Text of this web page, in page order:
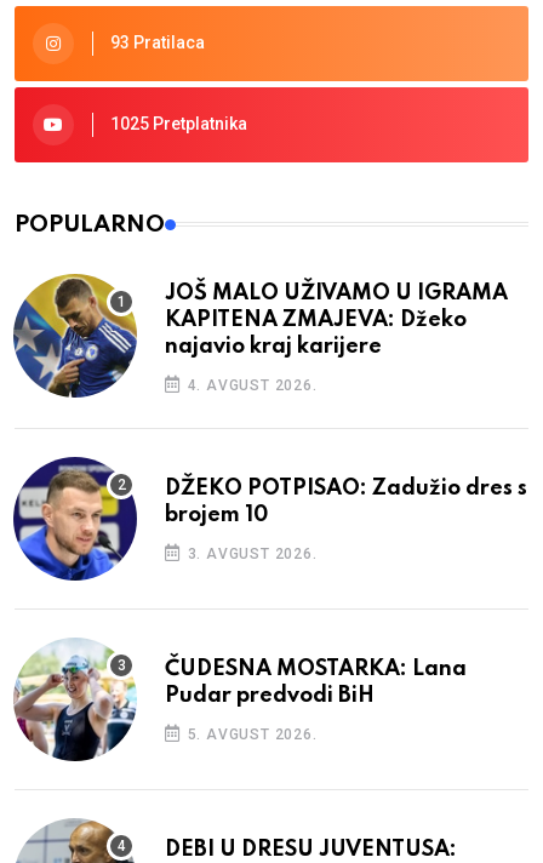
93 Pratilaca
1025 Pretplatnika
POPULARNO
JOŠ MALO UŽIVAMO U IGRAMA
KAPITENA ZMAJEVA: Džeko
najavio kraj karijere
4. AVGUST 2026.
DŽEKO POTPISAO: Zadužio dres s
brojem 10
3. AVGUST 2026.
ČUDESNA MOSTARKA: Lana
Pudar predvodi BiH
5. AVGUST 2026.
DEBI U DRESU JUVENTUSA: